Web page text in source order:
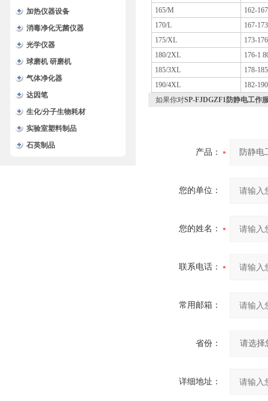
加热仪器设备
消毒净化无菌仪器
光学仪器
球磨机 研磨机
气体净化器
达因笔
生化/分子生物耗材
实验室塑料制品
石英制品
165/M
162-
170/L
167-
175/XL
173-
180/2XL
176-1
185/3XL
178-
190/4XL
182-
如果你对SP-FJDGZF1防静电工作
产品：
您的单位：
您的姓名：
联系电话：
常用邮箱：
省份：
详细地址：